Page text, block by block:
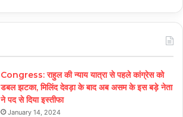
Congress: राहुल की न्याय यात्रा से पहले कांग्रेस को
डबल झटका, मिलिंद देवड़ा के बाद अब असम के इस बड़े नेता
ने पद से दिया इस्तीफा
January 14, 2024